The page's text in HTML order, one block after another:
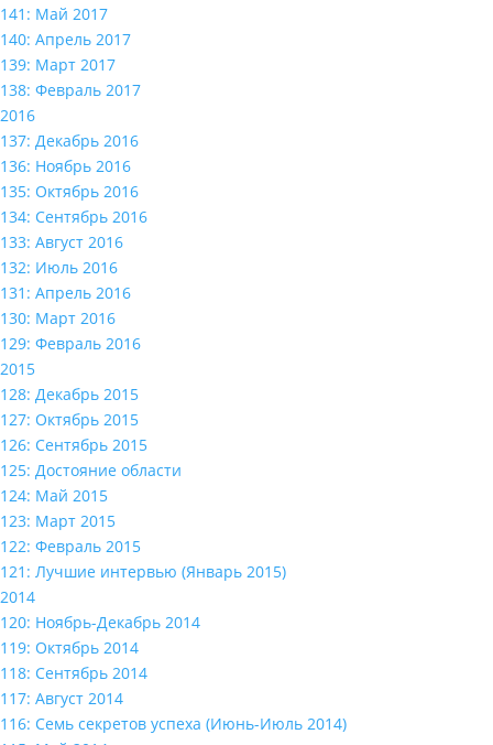
141: Май 2017
140: Апрель 2017
139: Март 2017
138: Февраль 2017
2016
137: Декабрь 2016
136: Ноябрь 2016
135: Октябрь 2016
134: Сентябрь 2016
133: Август 2016
132: Июль 2016
131: Апрель 2016
130: Март 2016
129: Февраль 2016
2015
128: Декабрь 2015
127: Октябрь 2015
126: Сентябрь 2015
125: Достояние области
124: Май 2015
123: Март 2015
122: Февраль 2015
121: Лучшие интервью (Январь 2015)
2014
120: Ноябрь-Декабрь 2014
119: Октябрь 2014
118: Сентябрь 2014
117: Август 2014
116: Семь секретов успеха (Июнь-Июль 2014)